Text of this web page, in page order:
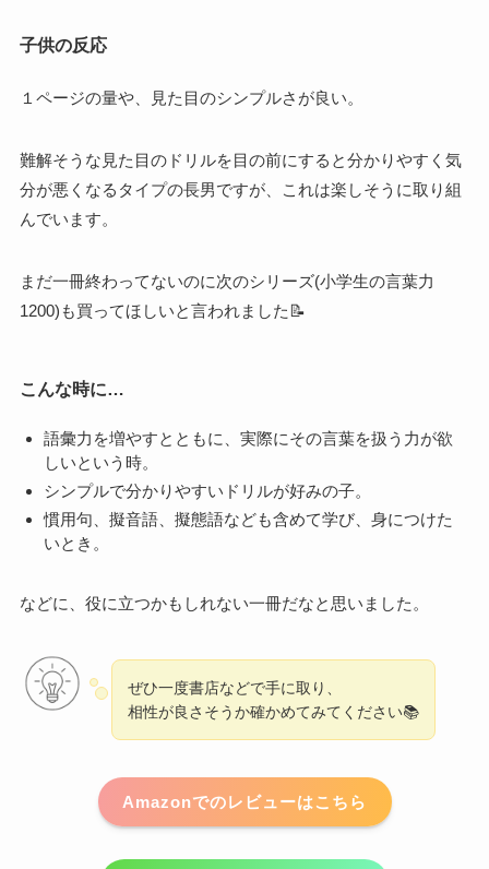
子供の反応
１ページの量や、見た目のシンプルさが良い。
難解そうな見た目のドリルを目の前にすると分かりやすく気
分が悪くなるタイプの長男ですが、これは楽しそうに取り組
んでいます。
まだ一冊終わってないのに次のシリーズ(小学生の言葉力
1200)も買ってほしいと言われました📝
こんな時に…
語彙力を増やすとともに、実際にその言葉を扱う力が欲
しいという時。
シンプルで分かりやすいドリルが好みの子。
慣用句、擬音語、擬態語なども含めて学び、身につけた
いとき。
などに、役に立つかもしれない一冊だなと思いました。
ぜひ一度書店などで手に取り、
相性が良さそうか確かめてみてください📚
Amazonでのレビューはこちら